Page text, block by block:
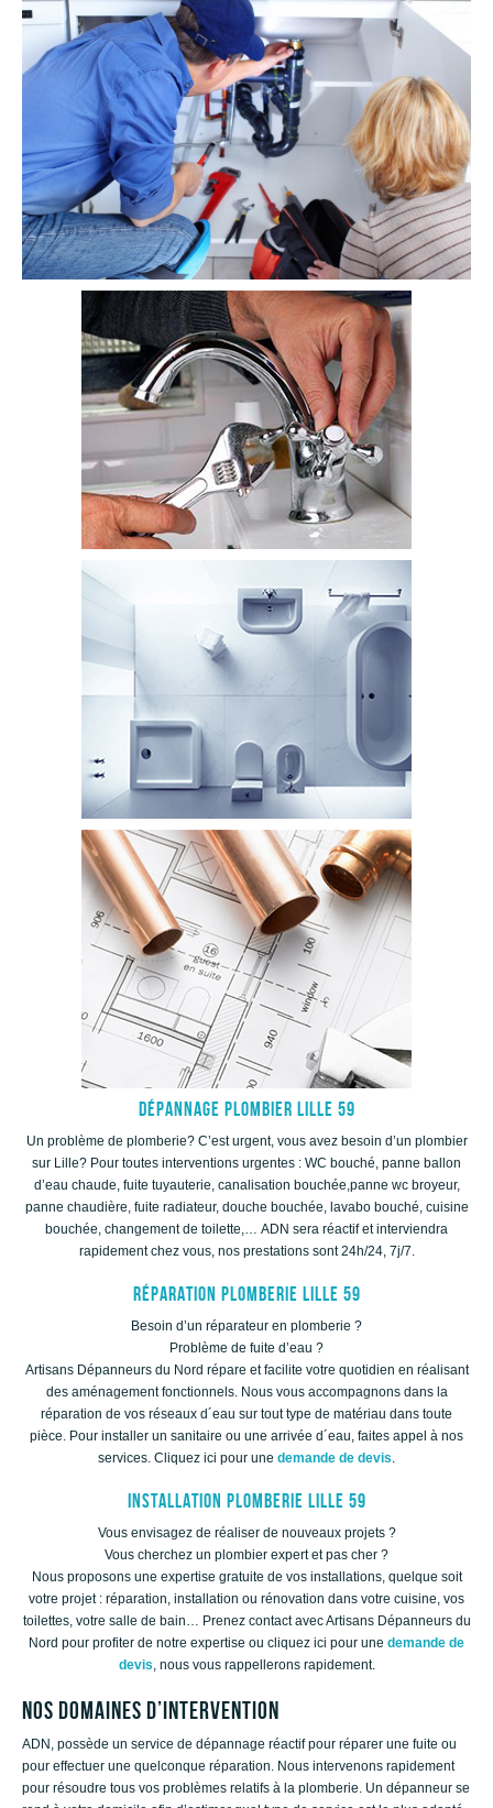
Dépannage plombier Lille 59
Un problème de plomberie? C’est urgent, vous avez besoin d’un plombier
sur Lille? Pour toutes interventions urgentes : WC bouché, panne ballon
d’eau chaude, fuite tuyauterie, canalisation bouchée,panne wc broyeur,
panne chaudière, fuite radiateur, douche bouchée, lavabo bouché, cuisine
bouchée, changement de toilette,… ADN sera réactif et interviendra
rapidement chez vous, nos prestations sont 24h/24, 7j/7.
Réparation plomberie Lille 59
Besoin d’un réparateur en plomberie ?
Problème de fuite d’eau ?
Artisans Dépanneurs du Nord répare et facilite votre quotidien en réalisant
des aménagement fonctionnels. Nous vous accompagnons dans la
réparation de vos réseaux d´eau sur tout type de matériau dans toute
pièce. Pour installer un sanitaire ou une arrivée d´eau, faites appel à nos
services. Cliquez ici pour une demande de devis.
Installation plomberie Lille 59
Vous envisagez de réaliser de nouveaux projets ?
Vous cherchez un plombier expert et pas cher ?
Nous proposons une expertise gratuite de vos installations, quelque soit
votre projet : réparation, installation ou rénovation dans votre cuisine, vos
toilettes, votre salle de bain… Prenez contact avec Artisans Dépanneurs du
Nord pour profiter de notre expertise ou cliquez ici pour une demande de
devis, nous vous rappellerons rapidement.
NOS DOMAINES D’INTERVENTION
ADN, possède un service de dépannage réactif pour réparer une fuite ou
pour effectuer une quelconque réparation. Nous intervenons rapidement
pour résoudre tous vos problèmes relatifs à la plomberie. Un dépanneur se